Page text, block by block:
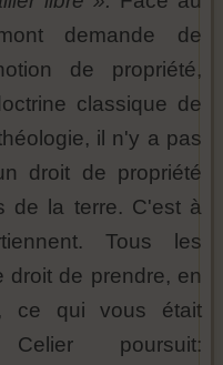
demande de
de propriété,
classique de
il n'y a pas
droit de propriété
de la terre. C'est à
Tous les
droit de prendre, en
ce qui vous était
poursuit: